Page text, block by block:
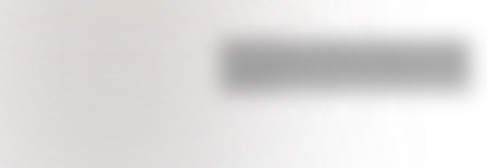
San Martín y Simón Bolívar: así fue